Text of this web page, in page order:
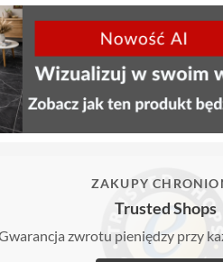
ZAKUPY
Trusted Shops
zwrotu pieniędzy przy